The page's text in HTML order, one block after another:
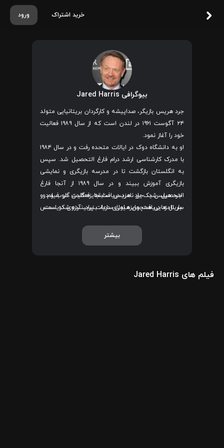
ورود خرید اشتراک
بیوگرافی Jared Harris
جرد هریس بازیگر، صداپیشه و کارگردان بریتانیایی متولد
۲۴ آگوست ۱۹۶۱ در لندن است که از سال ۱۹۸۹ فعالیت
خود را آغاز نمود.
او به دانشگاه دوک در ایالات متحده رفت و در سال ۱۹۸۴
با مدرک کارشناسی ارشد درام فارغ التحصیل شد. سپس
به انگلستان بازگشت تا در مدرسه بازیگری و نمایشی
بازیگری آموزش ببیند و در سال ۱۹۸۹ از آنجا فارغ
التحصیل شد. جرد هریس سابقه فعالیت در فیلم و
سریال هایی همچونهیولای دریا، بنیاد، آرزوی کریسمس
: بازی سایه ها، متفقین، ترور، تاج، چرنوبیل، محله
کارناوال، فرینج و برخی زنان را در کارنامه هنری خود دارد.
جرد هریس یک بار نامزد دریافت جایزه گلدن گلوب و دو
بار نامزد دریافت جایزه امی ساعات پربیننده شده است.
بیشتر
فیلم های Jared Harris